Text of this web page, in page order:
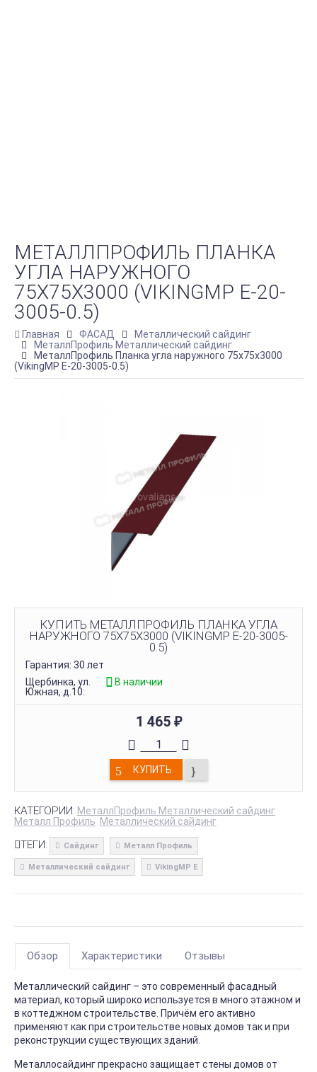
МЕТАЛЛПРОФИЛЬ ПЛАНКА
УГЛА НАРУЖНОГО
75Х75Х3000 (VIKINGMP E-20-
3005-0.5)
Главная ФАСАД
Металлический сайдинг
МеталлПрофиль Металлический сайдинг
МеталлПрофиль Планка угла наружного 75х75х3000
(VikingMP E-20-3005-0.5)
КУПИТЬ МЕТАЛЛПРОФИЛЬ ПЛАНКА УГЛА
НАРУЖНОГО 75Х75Х3000 (VIKINGMP E-20-3005-
0.5)
Гарантия: 30 лет
Щербинка, ул.
Южная, д.10:
В наличии
1 465 ₽
КУПИТЬ
КАТЕГОРИИ: МеталлПрофиль Металлический сайдинг
Металл Профиль Металлический сайдинг
ТЕГИ: Сайдинг Металл Профиль
Металлический сайдинг VikingMP E
Обзор Характеристики Отзывы
Металлический сайдинг – это современный фасадный
материал, который широко используется в много этажном и
в коттеджном строительстве. Причём его активно
применяют как при строительстве новых домов так и при
реконструкции существующих зданий.
Металлосайдинг прекрасно защищает стены домов от